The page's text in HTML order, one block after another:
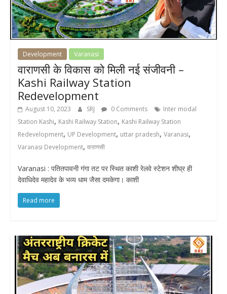
Development Varanasi
वाराणसी के विकास को मिली नई संजीवनी –
Kashi Railway Station
Redevelopment
August 10, 2023 SRJ 0 Comments
Inter modal
Station Kashi, Kashi Railway Station, Kashi Railway Station
Redevelopment, UP Development, uttar pradesh, Varanasi,
Varanasi Development, वाराणसी
Varanasi : पतितपावनी गंगा तट पर स्थित काशी रेलवे स्टेशन शीघ्र ही
देवाधिदेव महादेव के भव्य धाम जैसा दमकेगा। काशी
Read more